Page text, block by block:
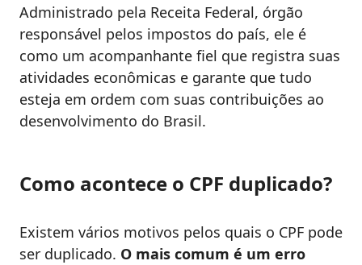
Administrado pela Receita Federal, órgão
responsável pelos impostos do país, ele é
como um acompanhante fiel que registra suas
atividades econômicas e garante que tudo
esteja em ordem com suas contribuições ao
desenvolvimento do Brasil.
Como acontece o CPF duplicado?
Existem vários motivos pelos quais o CPF pode
ser duplicado. O mais comum é um erro